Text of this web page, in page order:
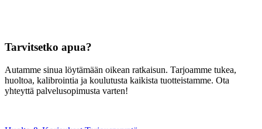
Tarvitsetko apua?
Autamme sinua löytämään oikean ratkaisun. Tarjoamme tukea,
huoltoa, kalibrointia ja koulutusta kaikista tuotteistamme. Ota
yhteyttä palvelusopimusta varten!